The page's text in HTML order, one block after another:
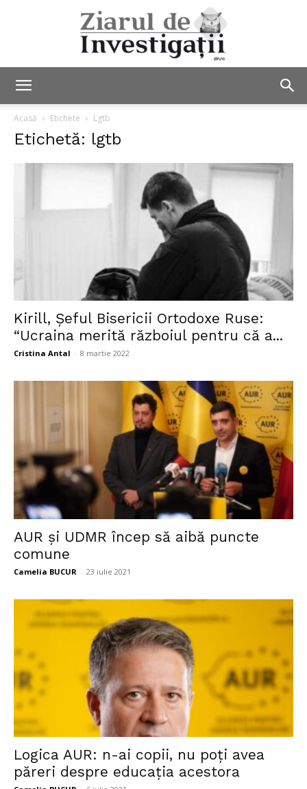
Investigații
Acasă Etichete Lgtb
Etichetă: lgtb
Kirill, Şeful Bisericii Ortodoxe Ruse:
“Ucraina merită războiul pentru că a...
Cristina Antal - 8 martie 2022
AUR și UDMR încep să aibă puncte
comune
Camelia BUCUR - 23 iulie 2021
Logica AUR: n-ai copii, nu poți avea
păreri despre educația acestora